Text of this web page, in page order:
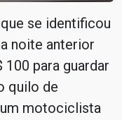
se identificou
noite anterior
para guardar
quilo de
um motociclista